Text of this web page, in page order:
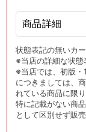
商品詳細
状態表記の無いカ
※当店の詳細な状態
※当店では、初版
につきましては、
れている商品に限
特に記載がない商
として区別せず販